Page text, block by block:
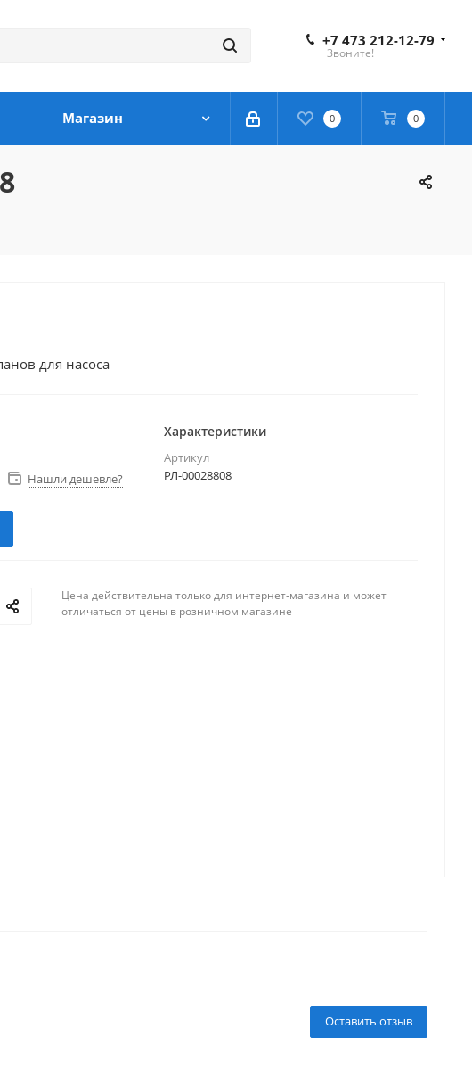
+7 473 212-12-79
Звоните!
0 0
Магазин
для насоса
Нашли дешевле?
Характеристики
Артикул
РЛ-00028808
Цена действительна только для интернет-магазина и может
отличаться от цены в розничном магазине
Оставить отзыв